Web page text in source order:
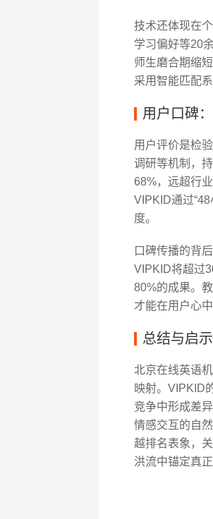
技术还体现在
学习偏好等20
师生磨合期缩
采用智能匹配
用户口碑
用户评价是检
调研等机制，
68%，远超行
VIPKID通过
度。
口碑传播的背
VIPKID将超过
80%的成果。
才能在用户心
总结与启示
北京在线英语
映射。VIPKID
竞争中形成差
情感交互的自
越排名表象，
洪流中锚定真